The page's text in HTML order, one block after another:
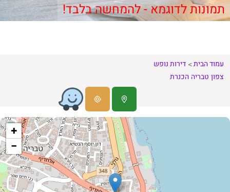
תמונות לדוגמא - להמחשה בלבד!
עמוד הבית
דירות נופש
צפון טבריה הכנרת
+
−